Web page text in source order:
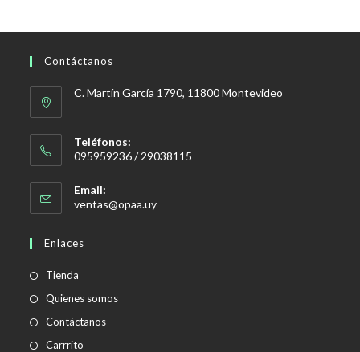
Contáctanos
C. Martín García 1790, 11800 Montevideo
Teléfonos:
095959236 / 29038115
Email:
ventas@opaa.uySe
Enlaces
Tienda
Quienes somos
Contáctanos
Carrrito